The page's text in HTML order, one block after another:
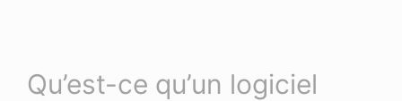
Qu’est-ce qu’un logiciel